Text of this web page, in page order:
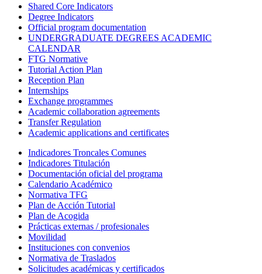
Shared Core Indicators
Degree Indicators
Official program documentation
UNDERGRADUATE DEGREES ACADEMIC
CALENDAR
FTG Normative
Tutorial Action Plan
Reception Plan
Internships
Exchange programmes
Academic collaboration agreements
Transfer Regulation
Academic applications and certificates
Indicadores Troncales Comunes
Indicadores Titulación
Documentación oficial del programa
Calendario Académico
Normativa TFG
Plan de Acción Tutorial
Plan de Acogida
Prácticas externas / profesionales
Movilidad
Instituciones con convenios
Normativa de Traslados
Solicitudes académicas y certificados